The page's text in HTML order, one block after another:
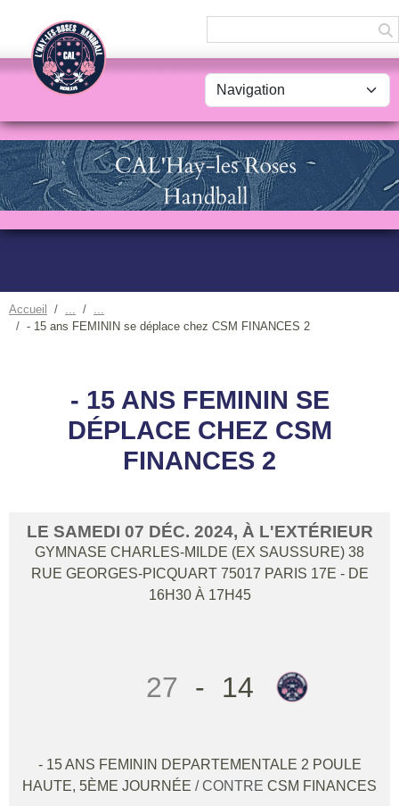
Accueil
- 15 ans FEMININ se déplace chez CSM FINANCES 2
- 15 ANS FEMININ SE
DÉPLACE CHEZ CSM
FINANCES 2
LE SAMEDI 07 DÉC. 2024, À L'EXTÉRIEUR
GYMNASE CHARLES-MILDE (EX SAUSSURE) 38
RUE GEORGES-PICQUART 75017 PARIS 17E - DE
16H30 À 17H45
27 - 14
- 15 ANS FEMININ DEPARTEMENTALE 2 POULE
HAUTE, 5ÈME JOURNÉE / CONTRE CSM FINANCES